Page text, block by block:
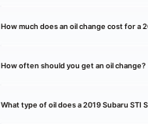
How much does an oil change cost for a
How often should you get an oil change?
What type of oil does a 2019 Subaru STI